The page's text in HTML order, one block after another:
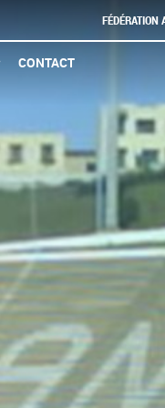
CONTACT